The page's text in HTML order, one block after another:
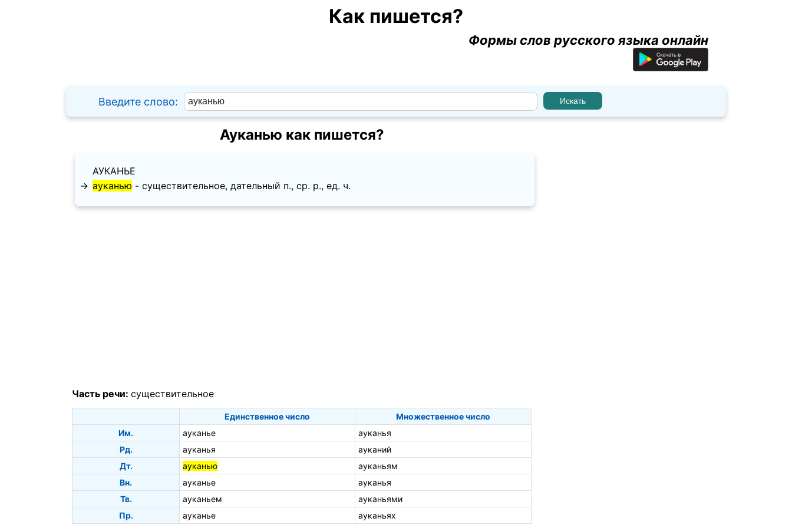
Как пишется?
Формы слов русского языка онлайн
Введите слово:
Ауканью как пишется?
АУКАНЬЕ
→ ауканью - существительное, дательный п., ср. p., ед. ч.
Часть речи: существительное
Единственное число
Множественное число
Им.
ауканье
ауканья
Рд.
ауканья
ауканий
Дт.
ауканью
ауканьям
Вн.
ауканье
ауканья
Тв.
ауканьем
ауканьями
Пр.
ауканье ауканьях